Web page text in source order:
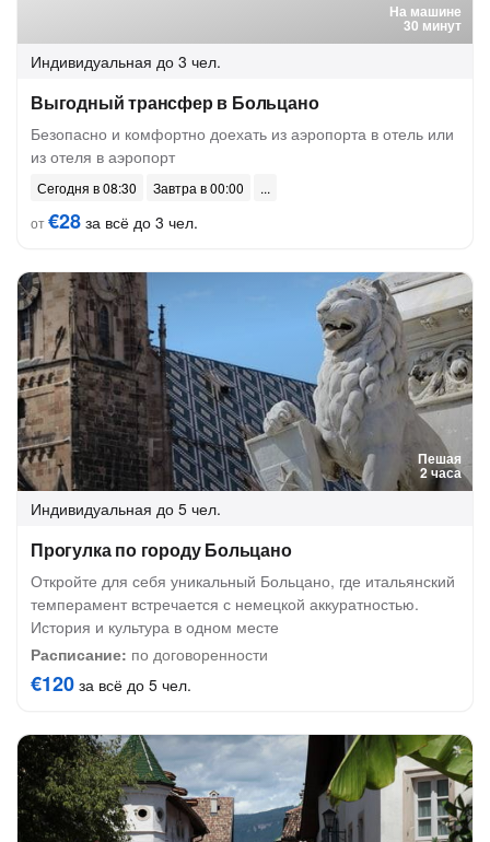
На машине
30 минут
Индивидуальная до 3 чел.
Выгодный трансфер в Больцано
Безопасно и комфортно доехать из аэропорта в отель или
из отеля в аэропорт
Сегодня в 08:30
Завтра в 00:00
от€28 за всё до 3 чел.
Пешая
2 часа
Индивидуальная до 5 чел.
Прогулка по городу Больцано
Откройте для себя уникальный Больцано, где итальянский
темперамент встречается с немецкой аккуратностью.
История и культура в одном месте
Расписание: по договоренности
€120 за всё до 5 чел.